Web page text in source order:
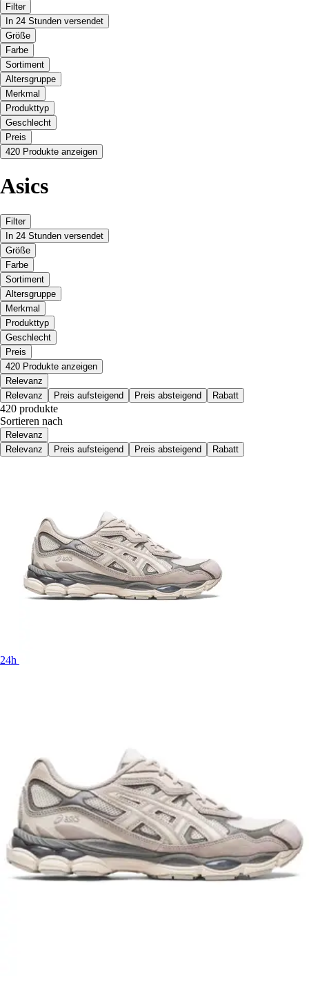
Filter
In 24 Stunden versendet
Größe
Farbe
Sortiment
Altersgruppe
Merkmal
Produkttyp
Geschlecht
Preis
420 Produkte anzeigen
Asics
Filter
In 24 Stunden versendet
Größe
Farbe
Sortiment
Altersgruppe
Merkmal
Produkttyp
Geschlecht
Preis
420 Produkte anzeigen
Relevanz
Relevanz
Preis aufsteigend Preis absteigend Rabatt
420 produkte
Sortieren nach
Relevanz
Relevanz
Preis aufsteigend Preis absteigend Rabatt
24h